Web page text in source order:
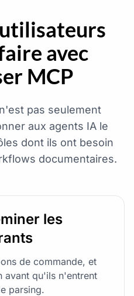
avec
MCP
pas seulement
aux agents IA le
dont ils ont besoin
documentaires.
les
de commande, et
avant qu'ils n'entrent
parsing.